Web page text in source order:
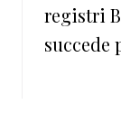
registri
succede